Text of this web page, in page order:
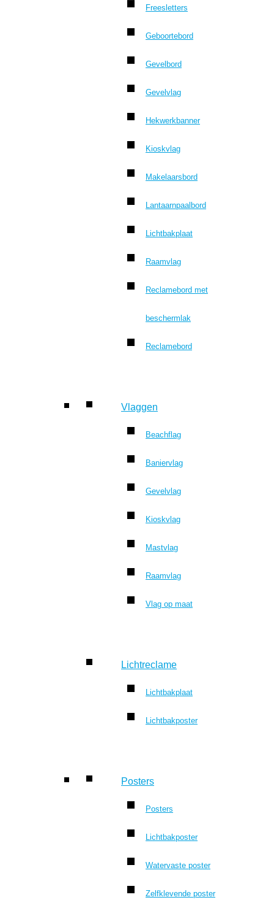
Freesletters
Geboortebord
Gevelbord
Gevelvlag
Hekwerkbanner
Kioskvlag
Makelaarsbord
Lantaarnpaalbord
Lichtbakplaat
Raamvlag
Reclamebord met
beschermlak
Reclamebord
Vlaggen
Beachflag
Baniervlag
Gevelvlag
Kioskvlag
Mastvlag
Raamvlag
Vlag op maat
Lichtreclame
Lichtbakplaat
Lichtbakposter
Posters
Posters
Lichtbakposter
Watervaste poster
Zelfklevende poster